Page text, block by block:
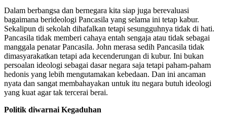
Dalam berbangsa dan bernegara kita siap juga berevaluasi
bagaimana berideologi Pancasila yang selama ini tetap kabur.
Sekalipun di sekolah dihafalkan tetapi sesungguhnya tidak di hati.
Pancasila tidak memberi cahaya entah sengaja atau tidak sebagai
manggala penatar Pancasila. John merasa sedih Pancasila tidak
dimasyarakatkan tetapi ada kecenderungan di kubur. Ini bukan
persoalan ideologi sebagai dasar negara saja tetapi paham-paham
hedonis yang lebih mengutamakan kebedaan. Dan ini ancaman
nyata dan sangat membahayakan untuk itu negara butuh ideologi
yang kuat agar tak tercerai berai.
Politik diwarnai Kegaduhan